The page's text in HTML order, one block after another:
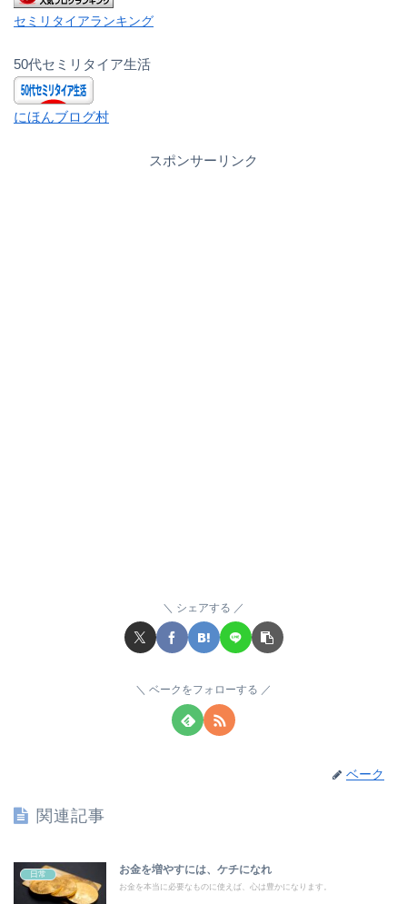
セミリタイアランキング
50代セミリタイア生活
にほんブログ村
スポンサーリンク
シェアする
ベークをフォローする
ベーク
関連記事
日常 お金を増やすには、ケチになれ
お金を本当に必要なものに使えば、心は豊かになります。